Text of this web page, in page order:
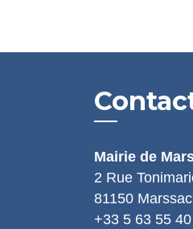
Mairie de
2 Rue
81150
+33 5 63 55